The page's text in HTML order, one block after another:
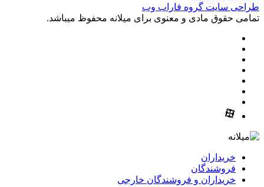
طراحی سایت گروه فاراب وب
تمامی حقوق مادی و معنوی برای میلانه محفوظ میباشد.
خریداران
فروشندگان
خریداران و فروشندگان خارجی